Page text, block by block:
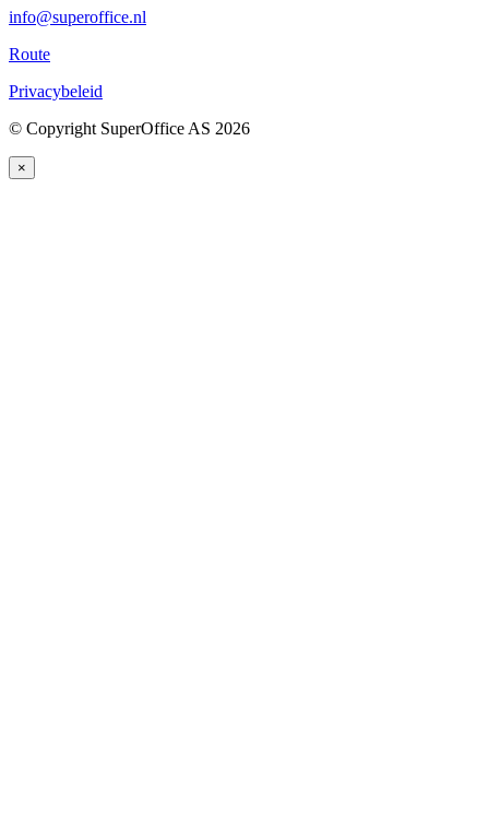
info@superoffice.nl
Route
Privacybeleid
© Copyright SuperOffice AS 2026
×